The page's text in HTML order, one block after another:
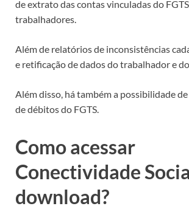
de extrato das contas vinculadas do
trabalhadores.
Além de relatórios de inconsistências
e retificação de dados do trabalhador e
Além disso, há também a possibilidade
de débitos do FGTS.
Como acessar
Conectividade
download?